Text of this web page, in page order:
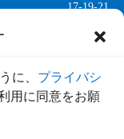
に、 プライバシ
用に同意をお願
17-19-21
Van Troi
Nhuan
Ward,